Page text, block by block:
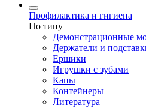
Профилактика и гигиена
По типу
Демонстрационные
Держатели и
Ершики
Игрушки с зубами
Капы
Контейнеры
Литература